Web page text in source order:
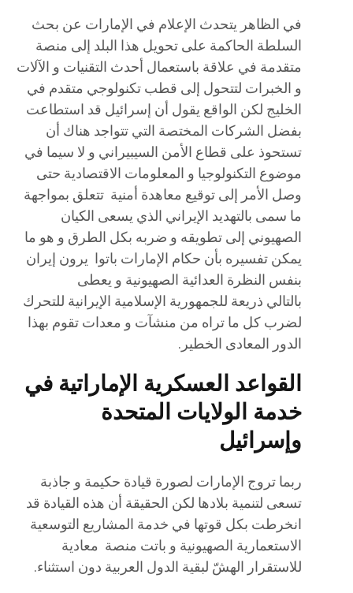
في الظاهر يتحدث الإعلام في الإمارات عن بحث
السلطة الحاكمة على تحويل هذا البلد إلى منصة
متقدمة في علاقة باستعمال أحدث التقنيات و الآلات
و الخبرات لتتحول إلى قطب تكنولوجي متقدم في
الخليج لكن الواقع يقول أن إسرائيل قد استطاعت
بفضل الشركات المختصة التي تتواجد هناك أن
تستحوذ على قطاع الأمن السيبيراني و لا سيما في
موضوع التكنولوجيا و المعلومات الاقتصادية حتى
وصل الأمر إلى توقيع معاهدة أمنية تتعلق بمواجهة
ما سمى بالتهديد الإيراني الذي يسعى الكيان
الصهيوني إلى تطويقه و ضربه بكل الطرق و هو ما
يمكن تفسيره بأن حكام الإمارات باتوا يرون إيران
بنفس النظرة العدائية الصهيونية و يعطى
بالتالي ذريعة للجمهورية الإسلامية الإيرانية للتحرك
لضرب كل ما تراه من منشآت و معدات تقوم بهذا
الدور المعادى الخطير.
القواعد العسكرية الإماراتية في
خدمة الولايات المتحدة
وإسرائيل
ربما تروج الإمارات لصورة قيادة حكيمة و جاذبة
تسعى لتنمية بلادها لكن الحقيقة أن هذه القيادة قد
انخرطت بكل قوتها في خدمة المشاريع التوسعية
الاستعمارية الصهيونية و باتت منصة معادية
للاستقرار الهشّ لبقية الدول العربية دون استثناء.